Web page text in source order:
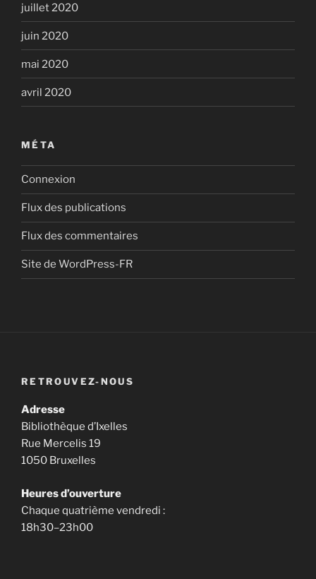
juillet 2020
juin 2020
mai 2020
avril 2020
MÉTA
Connexion
Flux des publications
Flux des commentaires
Site de WordPress-FR
RETROUVEZ-NOUS
Adresse
Bibliothèque d’Ixelles
Rue Mercelis 19
1050 Bruxelles
Heures d’ouverture
Chaque quatrième vendredi :
18h30–23h00